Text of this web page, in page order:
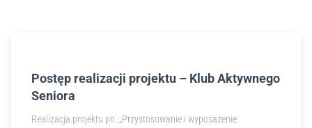
Postęp realizacji projektu – Klub Aktywnego
Seniora
Realizacja projektu pn.:„Przystosowanie i wyposażenie